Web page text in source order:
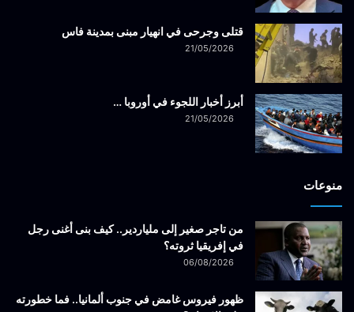
قتلى وجرحى في انهيار مبنى بمدينة فاس
21/05/2026
أبرز أخبار اللجوء في أوروبا …
21/05/2026
منوعات
من تاجر صغير إلى ملياردير.. كيف بنى أغنى رجل
في إفريقيا ثروته؟
06/08/2026
ظهور فيروس غامض في جنوب ألمانيا.. فما خطورته